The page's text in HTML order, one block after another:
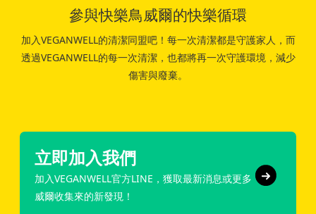
參與快樂鳥威爾的快樂循環
加入VEGANWELL的清潔同盟吧！每一次清潔都是守護家人，而
透過VEGANWELL的每一次清潔，也都將再一次守護環境，減少
傷害與廢棄。
立即加入我們
加入VEGANWELL官方LINE，獲取最新消息或更多
威爾收集來的新發現！